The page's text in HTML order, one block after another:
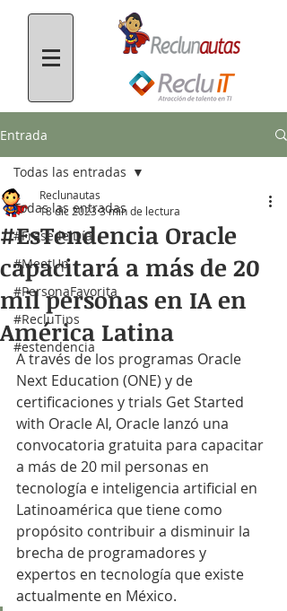
Entrada
Todas las entradas
#FrasedelDía
#MeetUp
#PersonaFavorita
#RecluTips
#estendencia
Todas las entradas
#EsTendencia Oracle
capacitará a más de 20
mil personas en IA en
América Latina
Reclunautas
18 dic 20233 min de lectura
A través de los programas Oracle
Next Education (ONE) y de
certificaciones y trials Get Started
with Oracle AI, Oracle lanzó una
convocatoria gratuita para capacitar
a más de 20 mil personas en
tecnología e inteligencia artificial en
Latinoamérica que tiene como
propósito contribuir a disminuir la
brecha de programadores y
expertos en tecnología que existe
actualmente en México.